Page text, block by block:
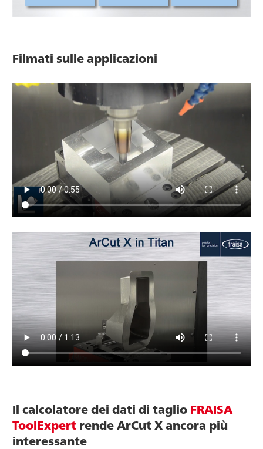
Filmati sulle applicazioni
Il calcolatore dei dati di taglio FRAISA
ToolExpert rende ArCut X ancora più
interessante